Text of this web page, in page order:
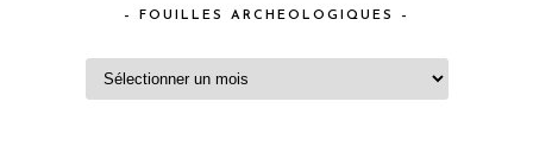
– FOUILLES ARCHEOLOGIQUES –